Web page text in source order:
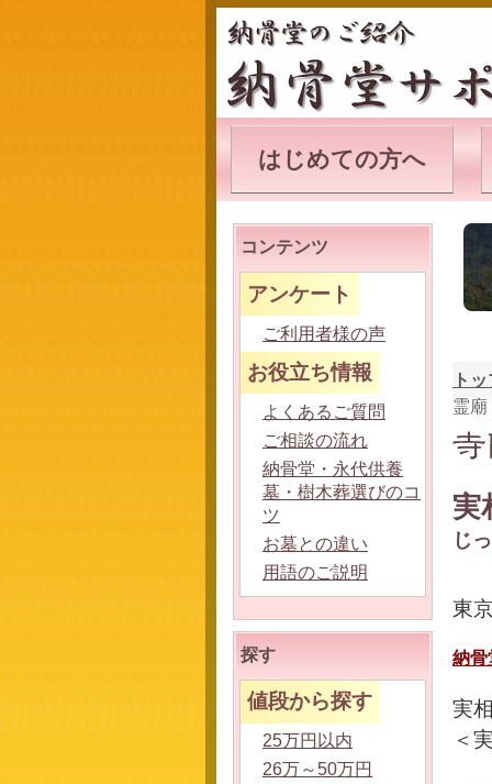
はじめての方へ
ト
霊
実
じ
東
納骨
実
＜
コンテンツ
アンケート
ご利用者様の声
お役立ち情報
よくあるご質問
ご相談の流れ
納骨堂・永代供養
墓・樹木葬選びのコ
ツ
お墓との違い
用語のご説明
探す
値段から探す
25万円以内
26万～50万円